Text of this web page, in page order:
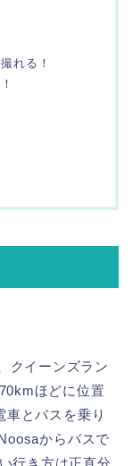
れる！
クイーンズラン
ほどに位置
車とバスを乗り
からバスで
行き方は正直分